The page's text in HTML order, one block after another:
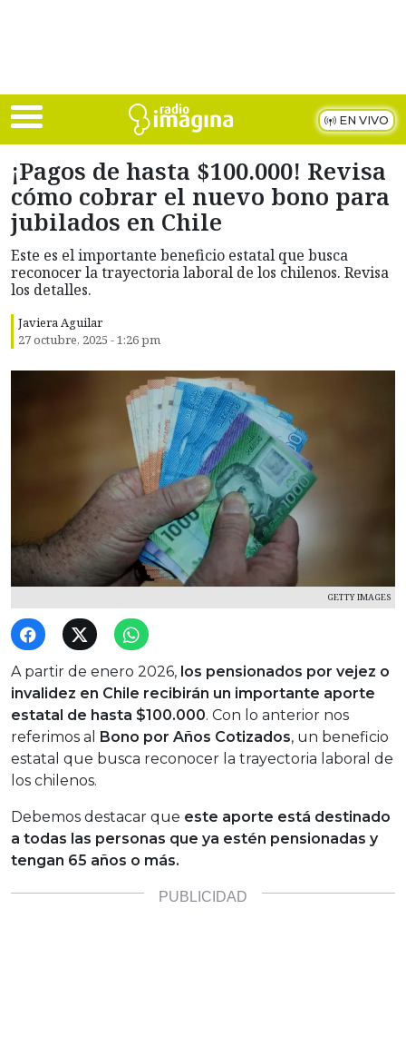
EN VIVO
¡Pagos de hasta $100.000! Revisa
cómo cobrar el nuevo bono para
jubilados en Chile
Este es el importante beneficio estatal que busca
reconocer la trayectoria laboral de los chilenos. Revisa
los detalles.
Javiera Aguilar
27 octubre, 2025 - 1:26 pm
GETTY IMAGES
A partir de enero 2026, los pensionados por vejez o
invalidez en Chile recibirán un importante aporte
estatal de hasta $100.000. Con lo anterior nos
referimos al
Bono por Años Cotizados, un beneficio
estatal que busca reconocer la trayectoria laboral de
los chilenos.
Debemos destacar que este aporte está destinado
a todas las personas que ya estén pensionadas y
tengan 65 años o más.